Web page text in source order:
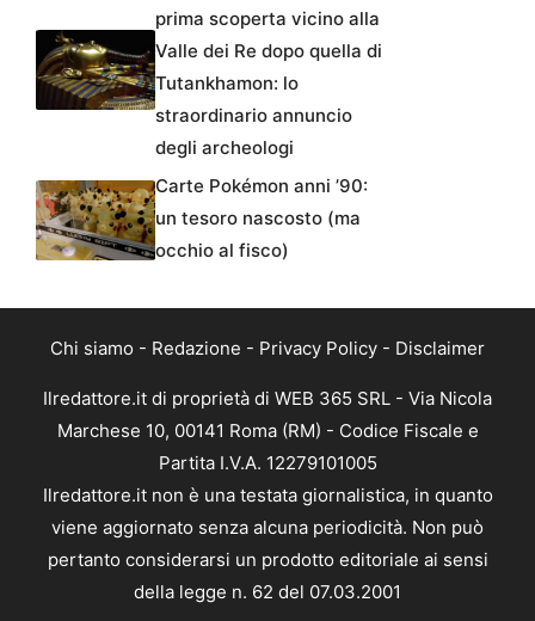
prima scoperta vicino alla
Valle dei Re dopo quella di
Tutankhamon: lo
straordinario annuncio
degli archeologi
Carte Pokémon anni ’90:
un tesoro nascosto (ma
occhio al fisco)
Chi siamo - Redazione - Privacy Policy - Disclaimer
Ilredattore.it di proprietà di WEB 365 SRL - Via Nicola
Marchese 10, 00141 Roma (RM) - Codice Fiscale e
Partita I.V.A. 12279101005
Ilredattore.it non è una testata giornalistica, in quanto
viene aggiornato senza alcuna periodicità. Non può
pertanto considerarsi un prodotto editoriale ai sensi
della legge n. 62 del 07.03.2001